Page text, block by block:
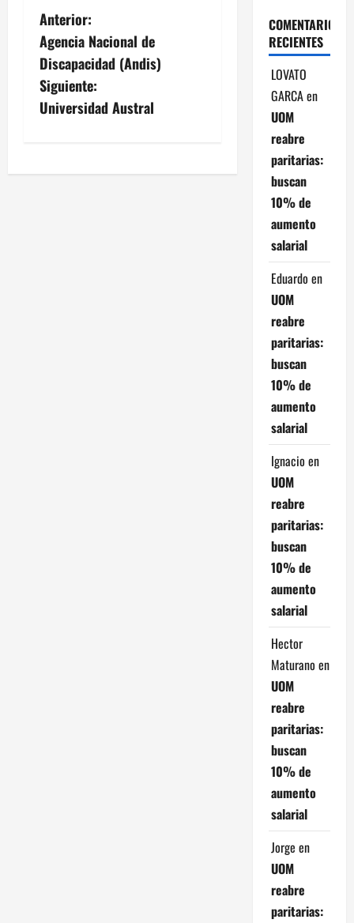
N
a
v
e
Anterior:
Agencia Nacional de
Discapacidad (Andis)
Siguiente:
Universidad Austral
COMENTARIOS
RECIENTES
LOVATO
GARCAen
UOM
reabre
paritarias:
buscan
10% de
aumento
salarial
Eduardo en
UOM
reabre
paritarias:
buscan
10% de
aumento
salarial
Ignacio en
UOM
reabre
paritarias:
buscan
10% de
aumento
salarial
Hector
Maturano en
UOM
reabre
paritarias:
buscan
10% de
aumento
salarial
Jorge en
UOM
reabre
paritarias: